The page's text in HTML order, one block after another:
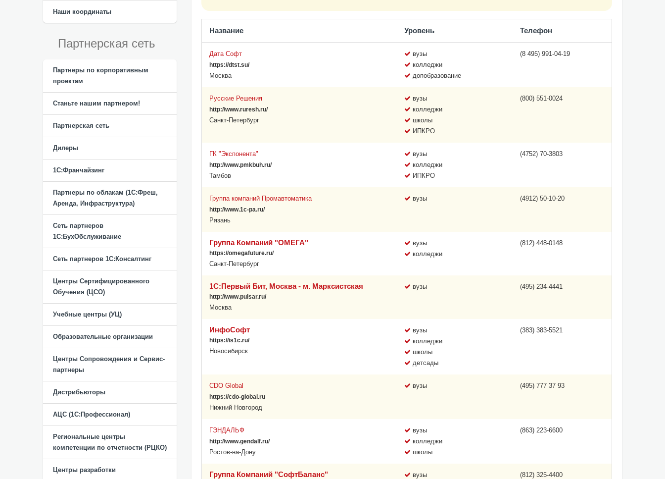
Наши координаты
Партнерская сеть
Партнеры по корпоративным
проектам
Станьте нашим партнером!
Партнерская сеть
Дилеры
1С:Франчайзинг
Партнеры по облакам (1С:Фреш,
Аренда, Инфраструктура)
Сеть партнеров
1С:БухОбслуживание
Сеть партнеров 1С:Консалтинг
Центры Сертифицированного
Обучения (ЦСО)
Учебные центры (УЦ)
Образовательные организации
Центры Сопровождения и Сервис-
партнеры
Дистрибьюторы
АЦС (1С:Профессионал)
Региональные центры
компетенции по отчетности (РЦКО)
Центры разработки
Название Уровень Телефон
Дата Софт
https://dtst.su/
Москва
вузы
колледжи
допобразование
(8 495) 991-04-19
Русские Решения
http://www.ruresh.ru/
Санкт-Петербург
вузы
колледжи
школы
ИПКРО
(800) 551-0024
ГК "Экспонента"
http://www.pmkbuh.ru/
Тамбов
вузы
колледжи
ИПКРО
(4752) 70-3803
Группа компаний Промавтоматика
http://www.1c-pa.ru/
Рязань
вузы (4912) 50-10-20
Группа Компаний "ОМЕГА"
https://omegafuture.ru/
Санкт-Петербург
вузы
колледжи
(812) 448-0148
1С:Первый Бит, Москва - м. Марксистская
http://www.pulsar.ru/
Москва
вузы (495) 234-4441
ИнфоСофт
https://is1c.ru/
Новосибирск
вузы
колледжи
школы
детсады
(383) 383-5521
CDO Global
https://cdo-global.ru
Нижний Новгород
вузы (495) 777 37 93
ГЭНДАЛЬФ
http://www.gendalf.ru/
Ростов-на-Дону
вузы
колледжи
школы
(863) 223-6600
Группа Компаний "СофтБаланс" вузы (812) 325-4400